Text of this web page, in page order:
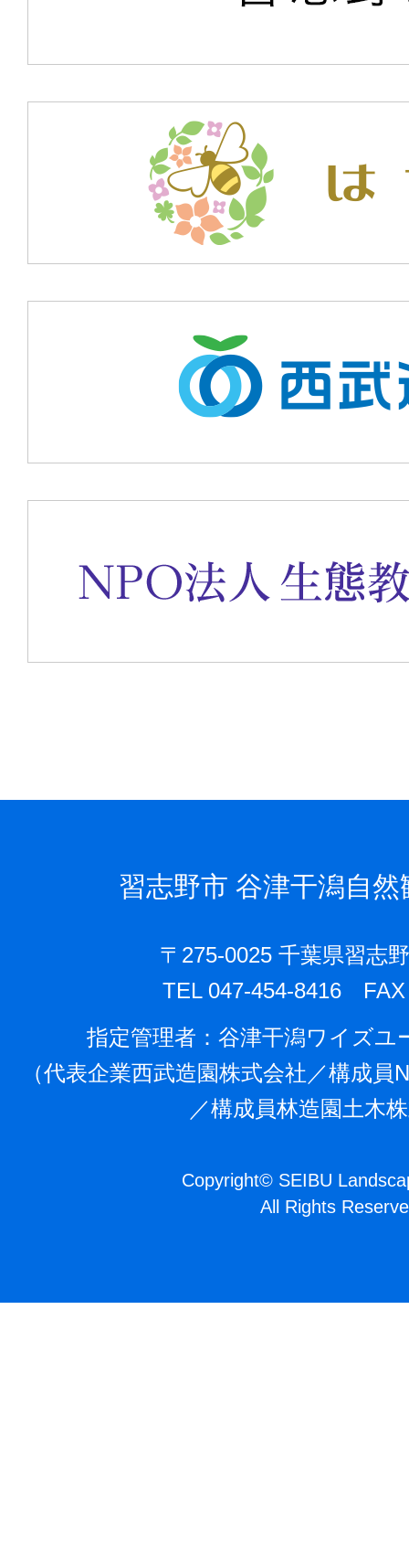
習志野市 谷津干潟自
〒275-0025 千葉県習志
TEL 047-454-8416 FAX
指定管理者：⾕津⼲潟ワイズユ
（代表企業⻄武造園株式会社／構成
／構成員林造園⼟⽊
Copyright©SEIBU
All Rights